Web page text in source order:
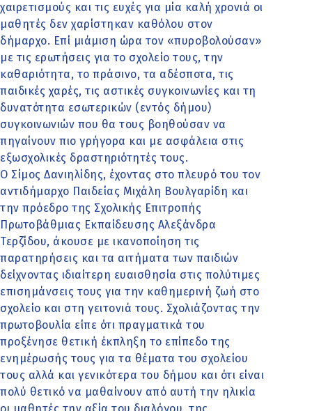
χαιρετισμούς και τις ευχές για μία καλή χρονιά οι
μαθητές δεν χαρίστηκαν καθόλου στον
δήμαρχο. Επί μιάμιση ώρα τον «πυροβολούσαν»
με τις ερωτήσεις για το σχολείο τους, την
καθαριότητα, το πράσινο, τα αδέσποτα, τις
παιδικές χαρές, τις αστικές συγκοινωνίες και τη
δυνατότητα εσωτερικών (εντός δήμου)
συγκοινωνιών που θα τους βοηθούσαν να
πηγαίνουν πιο γρήγορα και με ασφάλεια στις
εξωσχολικές δραστηριότητές τους.
Ο Σίμος Δανιηλίδης, έχοντας στο πλευρό του τον
αντιδήμαρχο Παιδείας Μιχάλη Βουλγαρίδη και
την πρόεδρο της Σχολικής Επιτροπής
Πρωτοβάθμιας Εκπαίδευσης Αλεξάνδρα
Τερζίδου, άκουσε με ικανοποίηση τις
παρατηρήσεις και τα αιτήματα των παιδιών
δείχνοντας ιδιαίτερη ευαισθησία στις πολύτιμες
επισημάνσεις τους για την καθημερινή ζωή στο
σχολείο και στη γειτονιά τους. Σχολιάζοντας την
πρωτοβουλία είπε ότι πραγματικά του
προξένησε θετική έκπληξη το επίπεδο της
ενημέρωσής τους για τα θέματα του σχολείου
τους αλλά και γενικότερα του δήμου και ότι είναι
πολύ θετικό να μαθαίνουν από αυτή την ηλικία